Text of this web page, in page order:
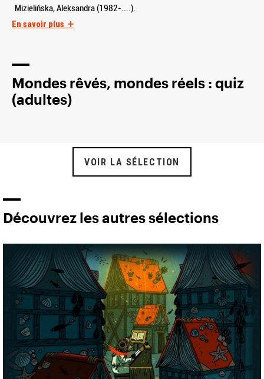
Mizielińska, Aleksandra (1982-....).
En savoir plus
Mondes rêvés, mondes réels : quiz
(adultes)
VOIR LA SÉLECTION
Découvrez les autres sélections